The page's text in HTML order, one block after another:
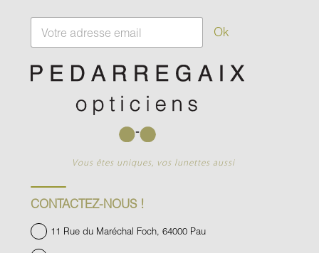
E
a
i
Ok
Vous êtes uniques, vos lunettes aussi
CONTACTEZ-NOUS !
11 Rue du Maréchal Foch, 64000 Pau